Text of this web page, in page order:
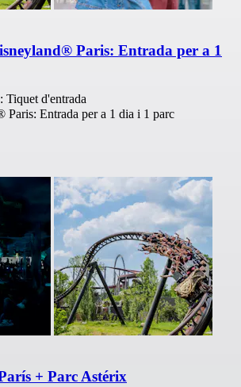
Paris: Entrada per a 1
Tiquet d'entrada
Paris: Entrada per a 1 dia i 1 parc
+ Parc Astérix